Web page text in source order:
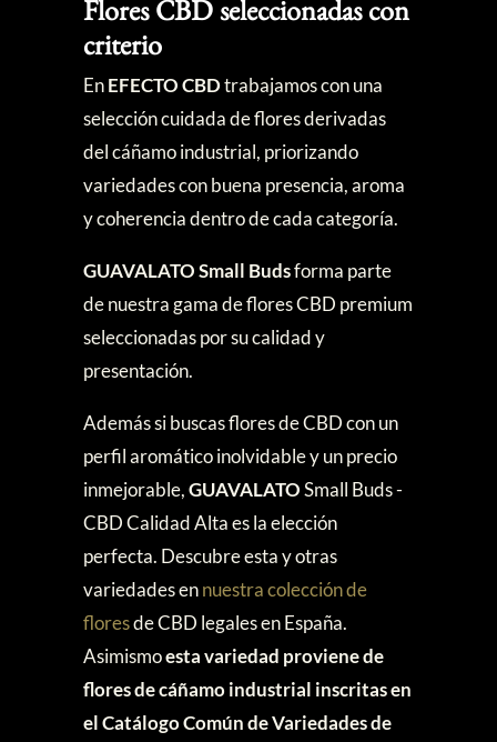
Flores CBD seleccionadas con
criterio
EnEFECTO CBDtrabajamos con una
selección cuidada de flores derivadas
del cáñamo industrial, priorizando
variedades con buena presencia, aroma
y coherencia dentro de cada categoría.
GUAVALATO Small Budsforma parte
de nuestra gama de flores CBD premium
seleccionadas por su calidad y
presentación.
Además si buscas flores de CBD con un
perfil aromático inolvidable y un precio
inmejorable,GUAVALATOSmall Buds -
CBDCalidad Alta es la elección
perfecta. Descubre esta y otras
variedades ennuestra colección de
floresde CBD legales en España.
Asimismoesta variedad proviene de
flores de cáñamo industrial inscritas en
el Catálogo Común de Variedades de